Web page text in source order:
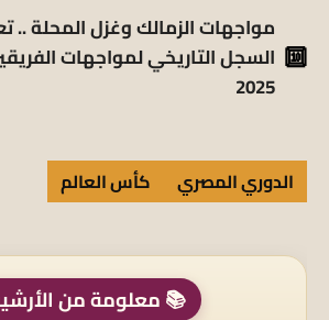
مواجهات الزمالك وغزل المحلة ..
السجل التاريخي لمواجهات
2025
الدوري المصري كأس العالم
📚 معلومة من